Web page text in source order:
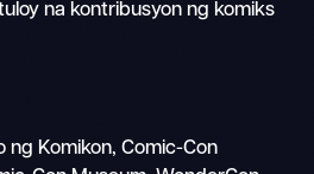
na kontribusyon ng komiks
ng Komikon, Comic-Con